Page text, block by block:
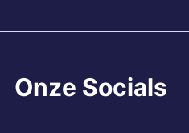
Onze Socials